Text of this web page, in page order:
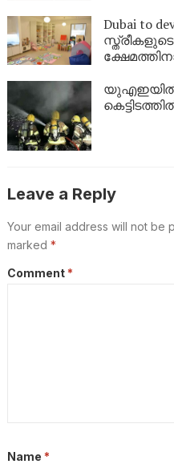
Dubai to
യുഎഇയിൽ
Leave a Reply
Your email address will not be
marked *
Comment *
Name *